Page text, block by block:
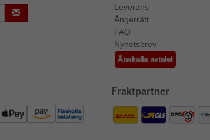
Leverans
Ångerrätt
FAQ
Nyhetsbrev
Återkalla avtalet
Fraktpartner